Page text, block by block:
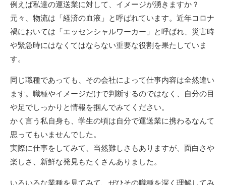
例えば私達の運送業に対して、イメージが湧きますか？
元々、物流は「経済の血液」と呼ばれています。近年コロナ
禍においては「エッセンシャルワーカー」と呼ばれ、災害時
や緊急時にはなくてはならない重要な役割を果たしていま
す。
同じ職種であっても、その会社によって仕事内容は全然違い
ます。職種やイメージだけで判断するのではなく、自分の目
や足でしっかりと情報を掴んでみてください。
かく言う私自身も、学生の頃は自分で運送業に携わるなんて
思ってもいませんでした。
実際に仕事をしてみて、当然難しさもありますが、面白さや
楽しさ、新鮮な発見もたくさんありました。
いろいろな業種を見てみて、ぜひその職種を深く理解してみ